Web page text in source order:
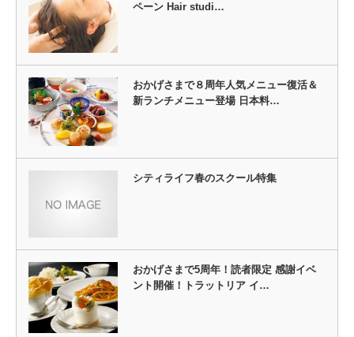
ペーン Hair studi…
おかげさまで８周年人気メニュー復活＆
新ランチメニュー登場 日本料…
シティライフ春のスクール特集
おかげさまで5周年！読者限定 感謝イベ
ント開催！トラットリア イ…